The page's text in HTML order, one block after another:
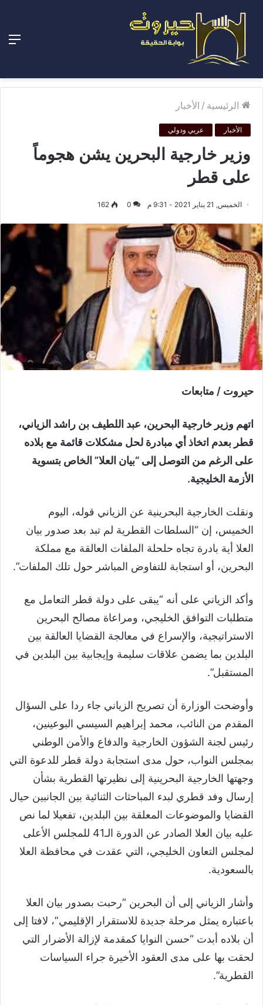
الرئيسية / الأخبار
الأخبار عربي ودولي
وزير خارجية البحرين يشن هجوماً
على قطر
الخميس, 21 يناير 2021 - 9:31 م 0
162
حيروت / متابعات
اتهم وزير خارجية البحرين، عبد اللطيف بن راشد الزياني،
قطر بعدم اتخاذ أي مبادرة لحل مشكلات قائمة مع بلاده
على الرغم من التوصل إلى “بيان العلا” الخاص بتسوية
الأزمة الخليجية.
ونقلت الخارجية البحرينية عن الزياني قوله، اليوم
الخميس، إن “السلطات القطرية لم تبد بعد صدور بيان
العلا أية بادرة تجاه حلحلة الملفات العالقة مع مملكة
البحرين، أو استجابة للتفاوض المباشر حول تلك الملفات”.
وأكد الزياني على أنه “يبقى على دولة قطر التعامل مع
متطلبات التوافق الخليجي، ومراعاة مصالح البحرين
الاستراتيجية، والإسراع في معالجة القضايا العالقة بين
البلدين بما يضمن علاقات سليمة وإيجابية بين البلدين في
المستقبل”.
وأوضحت الوزارة أن تصريح الزياني جاء ردا على السؤال
المقدم من النائب، محمد إبراهيم السيسي البوعينين،
رئيس لجنة الشؤون الخارجية والدفاع والأمن الوطني
بمجلس النواب، حول مدى استجابة دولة قطر للدعوة التي
وجهتها الخارجية البحرينية إلى نظيرتها القطرية بشأن
إرسال وفد قطري لبدء المباحثات الثنائية بين الجانبين حيال
القضايا والموضوعات المعلقة بين البلدين، تفعيلا لما نص
عليه بيان العلا الصادر عن الدورة الـ41 للمجلس الأعلى
لمجلس التعاون الخليجي، التي عقدت في محافظة العلا
بالسعودية.
وأشار الزياني إلى أن البحرين “رحبت بصدور بيان العلا
باعتباره يمثل مرحلة جديدة للاستقرار الإقليمي”، لافتا إلى
أن بلاده أبدت “حسن النوايا كمقدمة لإزالة الأضرار التي
لحقت بها على مدى العقود الأخيرة جراء السياسات
القطرية”.